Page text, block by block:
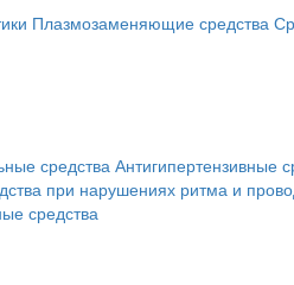
Плазмозаменяющие средства
средства Антигипертензивные
при нарушениях ритма и
средства